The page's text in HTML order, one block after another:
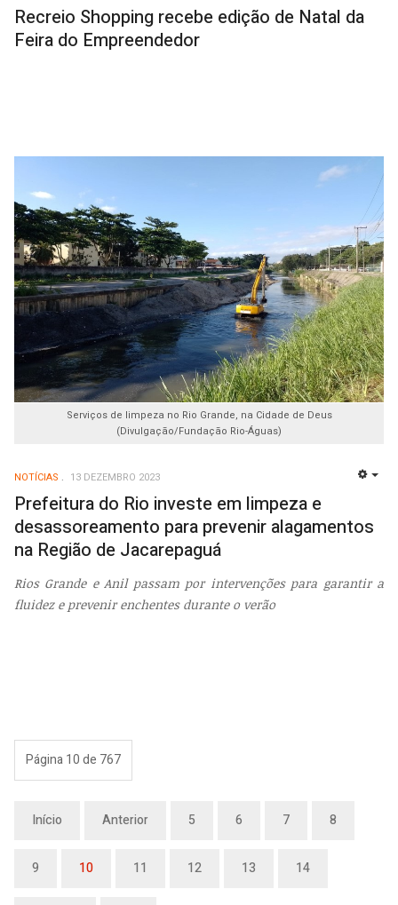
Recreio Shopping recebe edição de Natal da
Feira do Empreendedor
Serviços de limpeza no Rio Grande, na Cidade de Deus
(Divulgação/Fundação Rio-Águas)
NOTÍCIAS 13 DEZEMBRO 2023
Prefeitura do Rio investe em limpeza e
desassoreamento para prevenir alagamentos
na Região de Jacarepaguá
Rios Grande e Anil passam por intervenções para garantir a
fluidez e prevenir enchentes durante o verão
Página 10 de 767
Início Anterior 5 6 7 8
9 10 11 12 13 14